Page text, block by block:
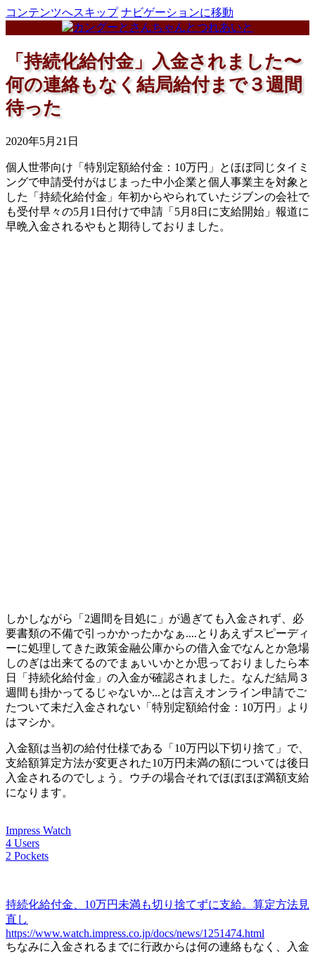
コンテンツへスキップ ナビゲーションに移動
「持続化給付金」入金されました〜
何の連絡もなく結局給付まで３週間
待った
2020年5月21日
個人世帯向け「特別定額給付金：10万円」とほぼ同じタイミ
ングで申請受付がはじまった中小企業と個人事業主を対象と
した「持続化給付金」年初からやられていたジブンの会社で
も受付早々の5月1日付けで申請「5月8日に支給開始」報道に
早晩入金されるやもと期待しておりました。
しかしながら「2週間を目処に」が過ぎても入金されず、必
要書類の不備で引っかかったかなぁ....とりあえずスピーディ
ーに処理してきた政策金融公庫からの借入金でなんとか急場
しのぎは出来てるのでまぁいいかとか思っておりましたら本
日「持続化給付金」の入金が確認されました。なんだ結局３
週間も掛かってるじゃないか...とは言えオンライン申請でご
たついて未だ入金されない「特別定額給付金：10万円」より
はマシか。
入金額は当初の給付仕様である「10万円以下切り捨て」で、
支給額算定方法が変更された10万円未満の額については後日
入金されるのでしょう。ウチの場合それでほぼほぼ満額支給
になります。
Impress Watch
4 Users
2 Pockets
持続化給付金、10万円未満も切り捨てずに支給。算定方法見
直し
https://www.watch.impress.co.jp/docs/news/1251474.html
ちなみに入金されるまでに行政からは何の連絡もなく、入金